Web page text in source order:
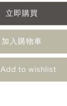
立即購買
加入購物車
Add to wishlist